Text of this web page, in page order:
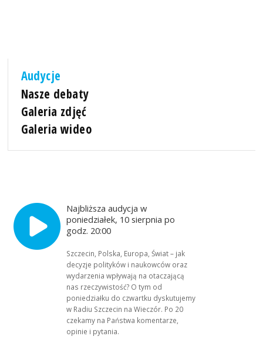
Audycje
Nasze debaty
Galeria zdjęć
Galeria wideo
Najbliższa audycja w
poniedziałek, 10 sierpnia po
godz. 20:00
Szczecin, Polska, Europa, Świat – jak
decyzje polityków i naukowców oraz
wydarzenia wpływają na otaczającą
nas rzeczywistość? O tym od
poniedziałku do czwartku dyskutujemy
w Radiu Szczecin na Wieczór. Po 20
czekamy na Państwa komentarze,
opinie i pytania.